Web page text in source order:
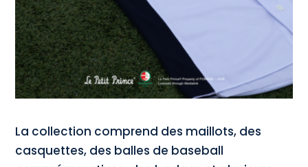
La collection comprend des maillots, des
casquettes, des balles de baseball